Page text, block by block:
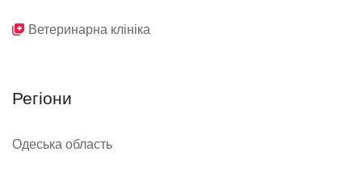
Ветеринарна клініка
Регіони
Одеська область